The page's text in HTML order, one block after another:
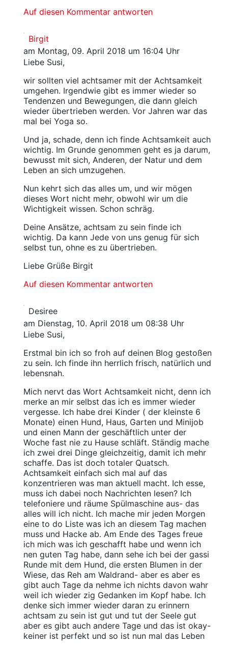
Auf diesen Kommentar antworten
Birgit
am Montag, 09. April 2018 um 16:04 Uhr
Liebe Susi,
wir sollten viel achtsamer mit der Achtsamkeit
umgehen. Irgendwie gibt es immer wieder so
Tendenzen und Bewegungen, die dann gleich
wieder übertrieben werden. Vor Jahren war das
mal bei Yoga so.
Und ja, schade, denn ich finde Achtsamkeit auch
wichtig. Im Grunde genommen geht es ja darum,
bewusst mit sich, Anderen, der Natur und dem
Leben an sich umzugehen.
Nun kehrt sich das alles um, und wir mögen
dieses Wort nicht mehr, obwohl wir um die
Wichtigkeit wissen. Schon schräg.
Deine Ansätze, achtsam zu sein finde ich
wichtig. Da kann Jede von uns genug für sich
selbst tun, ohne es zu übertrieben.
Liebe Grüße Birgit
Auf diesen Kommentar antworten
Desiree
am Dienstag, 10. April 2018 um 08:38 Uhr
Liebe Susi,
Erstmal bin ich so froh auf deinen Blog gestoßen
zu sein. Ich finde ihn herrlich frisch, natürlich und
lebensnah.
Mich nervt das Wort Achtsamkeit nicht, denn ich
merke an mir selbst das ich es immer wieder
vergesse. Ich habe drei Kinder ( der kleinste 6
Monate) einen Hund, Haus, Garten und Minijob
und einen Mann der geschäftlich unter der
Woche fast nie zu Hause schläft. Ständig mache
ich zwei drei Dinge gleichzeitig, damit ich mehr
schaffe. Das ist doch totaler Quatsch.
Achtsamkeit einfach sich mal auf das
konzentrieren was man aktuell macht. Ich esse,
muss ich dabei noch Nachrichten lesen? Ich
telefoniere und räume Spülmaschine aus- das
alles will ich nicht. Ich mache mir jeden Morgen
eine to do Liste was ich an diesem Tag machen
muss und Hacke ab. Am Ende des Tages freue
ich mich was ich geschafft habe und wenn ich
nen guten Tag habe, dann sehe ich bei der gassi
Runde mit dem Hund, die ersten Blumen in der
Wiese, das Reh am Waldrand- aber es aber es
gibt auch Tage da nehme ich nichts davon wahr
weil ich wieder zig Gedanken im Kopf habe. Ich
denke sich immer wieder daran zu erinnern
achtsam zu sein ist gut und tut der Seele gut
aber es gibt auch andere Tage und das ist okay-
keiner ist perfekt und so ist nun mal das Leben